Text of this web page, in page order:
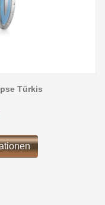
Türkis